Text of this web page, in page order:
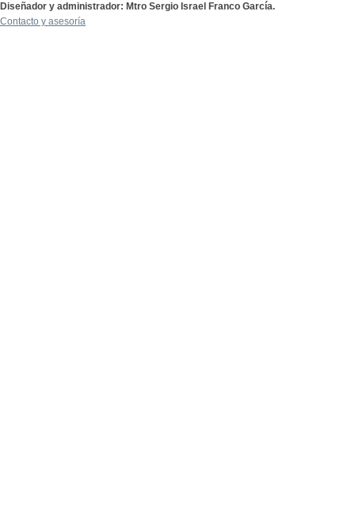
Diseñador y administrador: Mtro Sergio Israel Franco García.
Contacto y asesoría